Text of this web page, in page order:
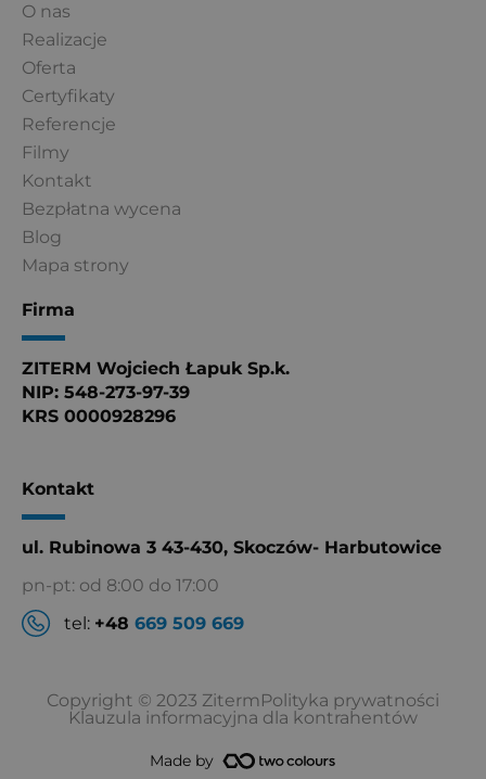
O nas
Realizacje
Oferta
Certyfikaty
Referencje
Filmy
Kontakt
Bezpłatna wycena
Blog
Mapa strony
Firma
ZITERM Wojciech Łapuk Sp.k.
NIP: 548-273-97-39
KRS 0000928296
Kontakt
ul. Rubinowa 3 43-430, Skoczów- Harbutowice
pn-pt: od 8:00 do 17:00
tel: +48 669 509 669
Copyright © 2023 ZitermPolityka prywatności
Klauzula informacyjna dla kontrahentów
Made by